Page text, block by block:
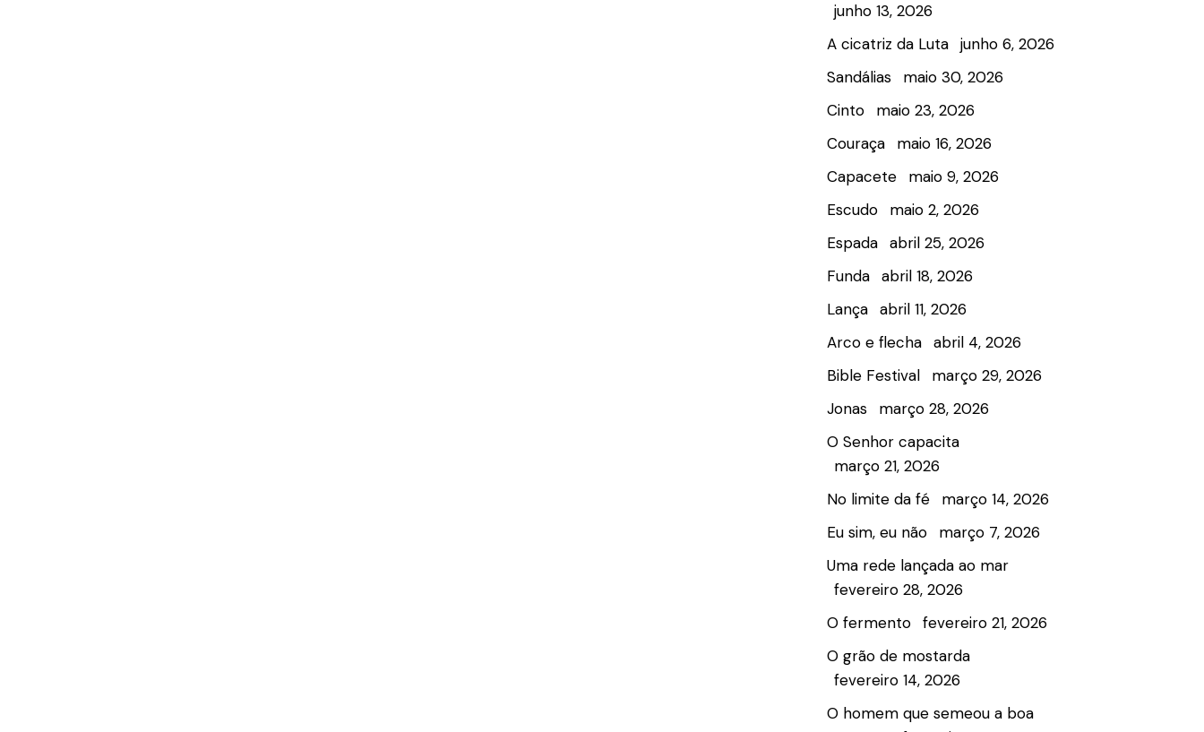
junho 13, 2026
A cicatriz da Luta
junho 6, 2026
Sandálias
maio 30, 2026
Cinto
maio 23, 2026
Couraça
maio 16, 2026
Capacete
maio 9, 2026
Escudo
maio 2, 2026
Espada
abril 25, 2026
Funda
abril 18, 2026
Lança
abril 11, 2026
Arco e flecha
abril 4, 2026
Bible Festival
março 29, 2026
Jonas
março 28, 2026
O Senhor capacita
março 21, 2026
No limite da fé
março 14, 2026
Eu sim, eu não
março 7, 2026
Uma rede lançada ao mar
fevereiro 28, 2026
O fermento
fevereiro 21, 2026
O grão de mostarda
fevereiro 14, 2026
O homem que semeou a boa